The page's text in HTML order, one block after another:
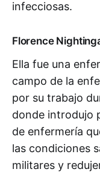
infecciosas.
Florence
Ella fue una
campo de la
por su trabajo
donde introdujo
de enfermería
las condiciones
militares y